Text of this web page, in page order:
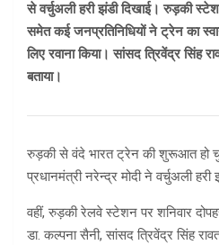
से वर्चुअली हरी झंडी दिखाई। रुड़की
समेत कई जनप्रतिनिधियों ने ट्रेन का
लिए रवाना किया। सांसद त्रिवेंद्र सिंह
बताया।
रुड़की से वंदे भारत ट्रेन की शुरूआत
प्रधानमंत्री नरेन्द्र मोदी ने वर्चुअली हरी
वहीं, रुड़की रेलवे स्टेशन पर शनिवार
डा. कल्पना सैनी, सांसद त्रिवेंद्र सिंह